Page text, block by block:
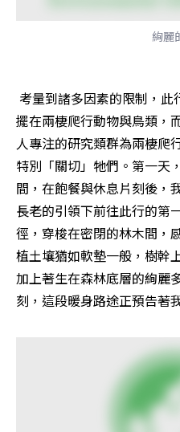
絢麗
考量到諸多因素的限制，
擺在兩棲爬行動物與鳥類，
人專注的研究類群為兩棲爬
特別「關切」牠們。第一天
間，在飽餐與休息片刻後，
長老的引領下前往此行的第
徑，穿梭在密閉的林木間，
植土壤猶如軟墊一般，樹幹
加上著生在森林底層的絢麗
刻，這段暖身路途正預告著